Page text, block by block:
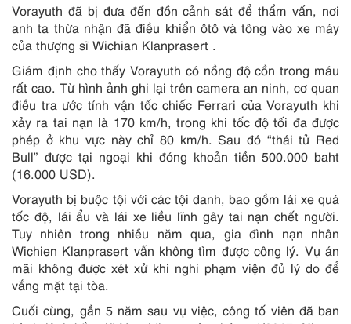
Vorayuth đã bị đưa đến đồn cảnh sát để thẩm vấn, nơi
anh ta thừa nhận đã điều khiển ôtô và tông vào xe máy
của thượng sĩ Wichian Klanprasert .
Giám định cho thấy Vorayuth có nồng độ cồn trong máu
rất cao. Từ hình ảnh ghi lại trên camera an ninh, cơ quan
điều tra ước tính vận tốc chiếc Ferrari của Vorayuth khi
xảy ra tai nạn là 170 km/h, trong khi tốc độ tối đa được
phép ở khu vực này chỉ 80 km/h. Sau đó “thái tử Red
Bull” được tại ngoại khi đóng khoản tiền 500.000 baht
(16.000 USD).
Vorayuth bị buộc tội với các tội danh, bao gồm lái xe quá
tốc độ, lái ẩu và lái xe liều lĩnh gây tai nạn chết người.
Tuy nhiên trong nhiều năm qua, gia đình nạn nhân
Wichien Klanprasert vẫn không tìm được công lý. Vụ án
mãi không được xét xử khi nghi phạm viện đủ lý do để
vắng mặt tại tòa.
Cuối cùng, gần 5 năm sau vụ việc, công tố viên đã ban